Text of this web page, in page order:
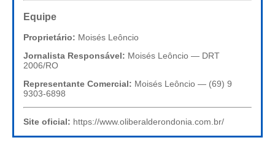
Equipe
Proprietário: Moisés Leôncio
Jornalista Responsável: Moisés Leôncio — DRT
2006/RO
Representante Comercial: Moisés Leôncio — (69) 9
9303-6898
Site oficial: https://www.oliberalderondonia.com.br/